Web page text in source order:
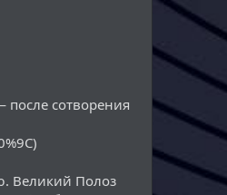
сотворения
Великий Полоз